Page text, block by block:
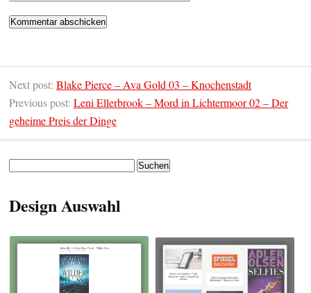
Next post: Blake Pierce – Ava Gold 03 – Knochenstadt
Previous post: Leni Ellerbrook – Mord in Lichtermoor 02 – Der
geheime Preis der Dinge
Design Auswahl